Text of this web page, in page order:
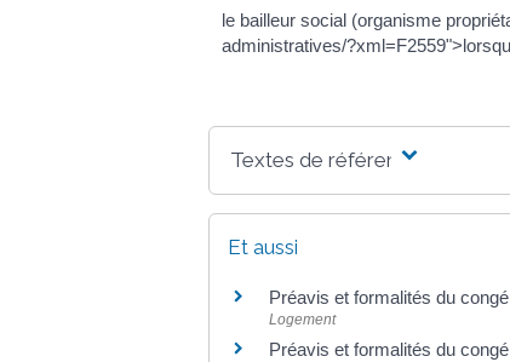
le bailleur social (organisme
administratives/
Textes de référence
Et aussi
Préavis et formalités du
Logement
Préavis et formalités du